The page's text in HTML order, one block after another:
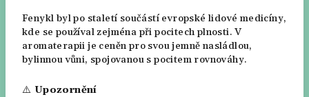
Fenykl byl po staletí součástí evropské lidové medicíny,
kde se používal zejména při pocitech plnosti. V
aromaterapii je ceněn pro svou jemně nasládlou,
bylinnou vůni, spojovanou s pocitem rovnováhy.
⚠️ Upozornění